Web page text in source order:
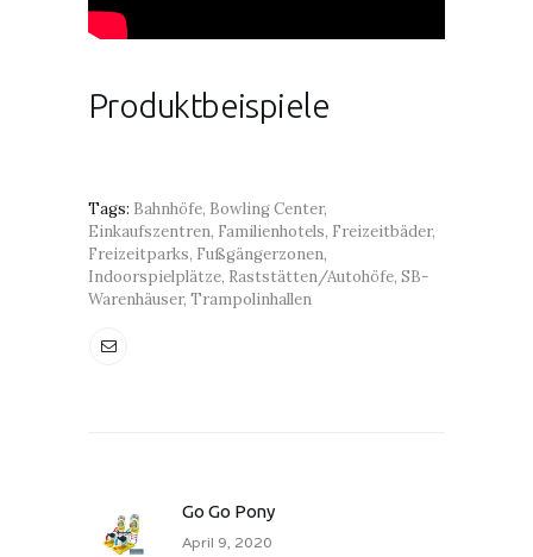
Produktbeispiele
Tags: Bahnhöfe, Bowling Center,
Einkaufszentren, Familienhotels, Freizeitbäder,
Freizeitparks, Fußgängerzonen,
Indoorspielplätze, Raststätten/Autohöfe, SB-
Warenhäuser, Trampolinhallen
Go Go Pony
April 9, 2020